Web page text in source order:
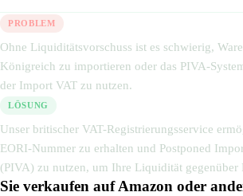
PROBLEM
Ohne Liquiditätsvorschuss ist es schwierig,
Königreich zu importieren oder das PIVA-
der Import VAT zu nutzen.
LÖSUNG
Unser britischer VAT-Registrierungsservice
EORI-Nummer zu erhalten und Postponed
(PIVA) zu nutzen, um Ihre Liquidität
Sie verkaufen auf Amazon oder